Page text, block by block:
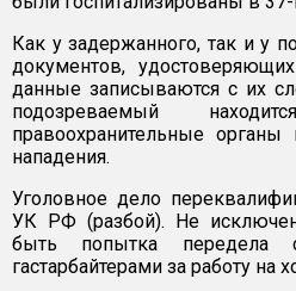
Как у задержанного, так и у
документов,
данные записываются с их
подозреваемый
правоохранительные органы
нападения.
Уголовное дело
УК РФ (разбой). Не
быть попытка передела
гастарбайтерами за работу на